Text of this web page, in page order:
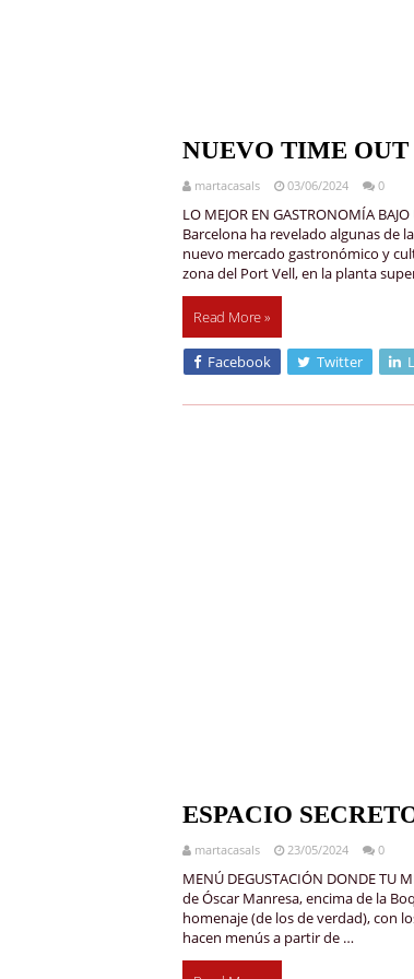
NUEVO TIME
martacasals 03/06/2024 0
LO MEJOR EN GASTRONOMÍA
Barcelona ha revelado algunas de
nuevo mercado gastronómico y
zona del Port Vell, en la planta
Read More »
Facebook Twitter
ESPACIO
martacasals 23/05/2024 0
MENÚ DEGUSTACIÓN DONDE TU
de Óscar Manresa, encima de la
homenaje (de los de verdad), con
hacen menús a partir de …